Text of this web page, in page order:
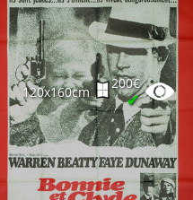
120x160cm
200€
✔